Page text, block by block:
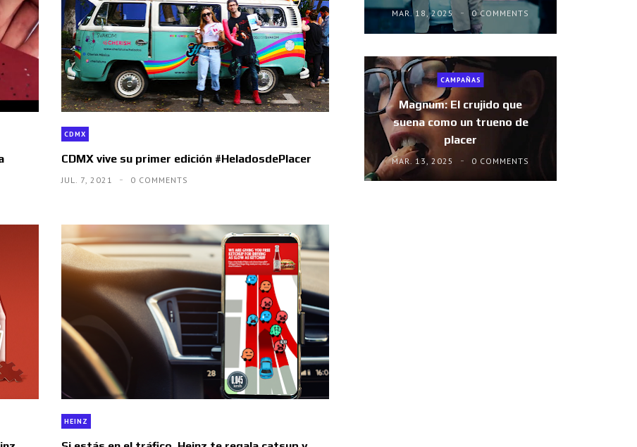
CDMX
CDMX vive su primer edición #HeladosdePlacer
JUL. 7, 2021 0 COMMENTS
HEINZ
MAR. 18, 2025 0 COMMENTS
CAMPAÑAS
Magnum: El crujido que
suena como un trueno de
placer
MAR. 13, 2025 0 COMMENTS